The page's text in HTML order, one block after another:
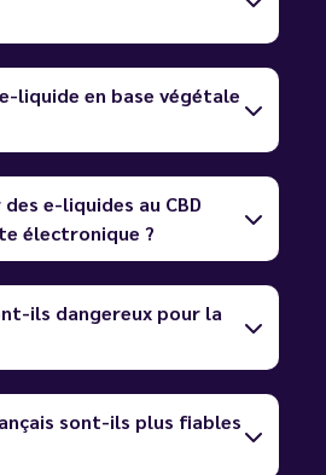
liquide en base végétale
e-liquides au CBD
électronique ?
ils dangereux pour la
sont-ils plus fiables